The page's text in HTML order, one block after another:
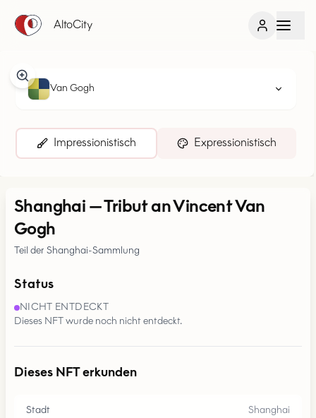
AltoCity
Van Gogh
Impressionistisch Expressionistisch
Shanghai —Tribut an Vincent Van
Gogh
Teil der Shanghai-Sammlung
Status
NICHT ENTDECKT
Dieses NFT wurde noch nicht entdeckt.
Dieses NFT erkunden
Stadt Shanghai